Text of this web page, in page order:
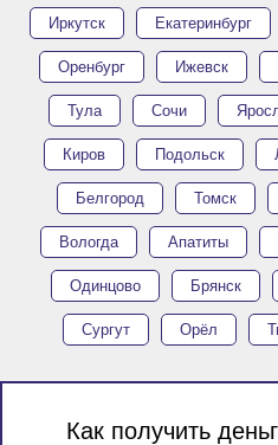
Иркутск Екатеринбург
Оренбург Ижевск
Тула Сочи
Киров Подольск
Белгород Томск
Вологда Апатиты
Одинцово Брянск
Сургут Орёл
Как получить